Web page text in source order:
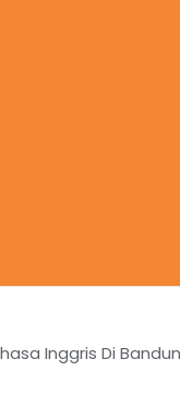
Inggris Di